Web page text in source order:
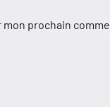
prochain